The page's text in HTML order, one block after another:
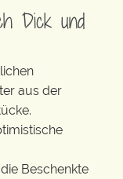
Dick und
aus der
Beschenkte